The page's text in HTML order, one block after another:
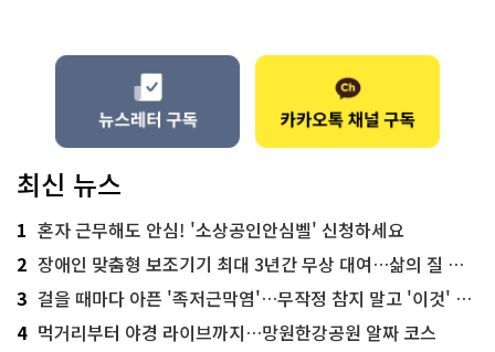
최신 뉴스
1 혼자 근무해도 안심! '소상공인안심벨' 신청하세요
2 장애인 맞춤형 보조기기 최대 3년간 무상 대여…삶의 질 높인다
3 걸을 때마다 아픈 '족저근막염'…무작정 참지 말고 '이것' 해보세요!
4 먹거리부터 야경 라이브까지…망원한강공원 알짜 코스